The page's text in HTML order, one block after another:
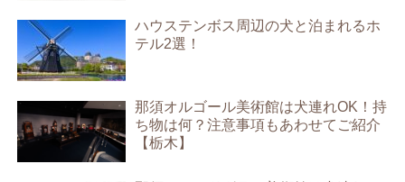
ハウステンボス周辺の犬と泊まれるホ
テル2選！
那須オルゴール美術館は犬連れOK！持
ち物は何？注意事項もあわせてご紹介
【栃木】